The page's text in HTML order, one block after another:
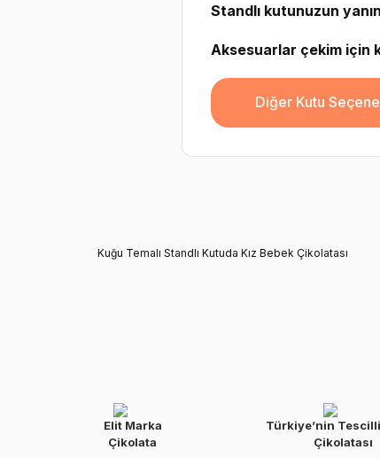
Standlı kutunuzun
Aksesuarlar çekim için
Diğer Kutu
Kuğu Temalı Standlı Kutuda Kız Bebek Çikolatası
Elit Marka
Çikolata
Türkiye’nin
Çikolatası